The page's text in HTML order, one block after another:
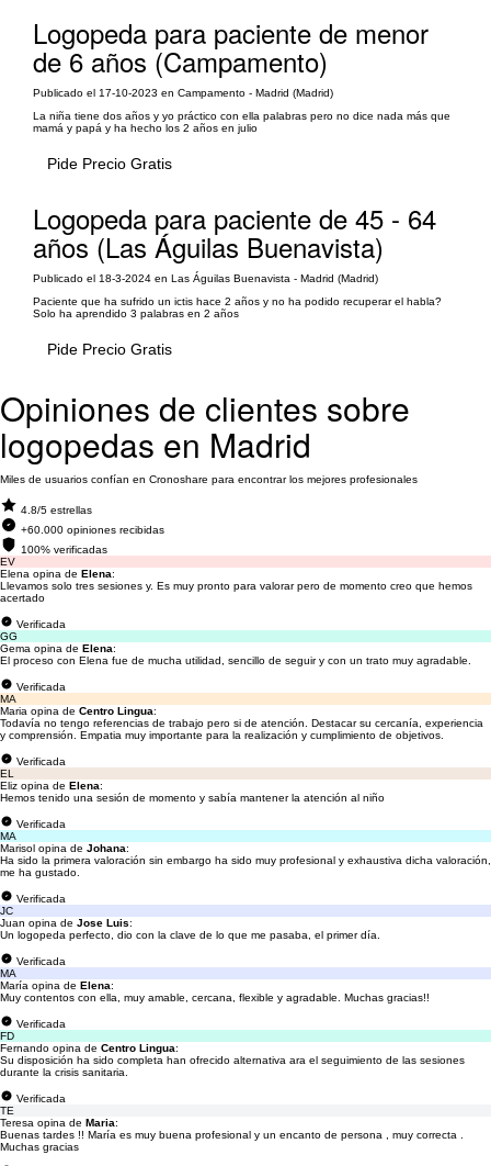
Logopeda para paciente de menor
de 6 años (Campamento)
Publicado el 17-10-2023 en Campamento - Madrid (Madrid)
La niña tiene dos años y yo práctico con ella palabras pero no dice nada más que
mamá y papá y ha hecho los 2 años en julio
Pide Precio Gratis
Logopeda para paciente de 45 - 64
años (Las Águilas Buenavista)
Publicado el 18-3-2024 en Las Águilas Buenavista - Madrid (Madrid)
Paciente que ha sufrido un ictis hace 2 años y no ha podido recuperar el habla?
Solo ha aprendido 3 palabras en 2 años
Pide Precio Gratis
Opiniones de clientes sobre
logopedas en Madrid
Miles de usuarios confían en Cronoshare para encontrar los mejores profesionales
4.8/5 estrellas
+60.000 opiniones recibidas
100% verificadas
EV
Elena opina de Elena:
Llevamos solo tres sesiones y. Es muy pronto para valorar pero de momento creo que hemos
acertado
Verificada
GG
Gema opina de Elena:
El proceso con Elena fue de mucha utilidad, sencillo de seguir y con un trato muy agradable.
Verificada
MA
Maria opina de Centro Lingua:
Todavía no tengo referencias de trabajo pero si de atención. Destacar su cercanía, experiencia
y comprensión. Empatia muy importante para la realización y cumplimiento de objetivos.
Verificada
EL
Eliz opina de Elena:
Hemos tenido una sesión de momento y sabía mantener la atención al niño
Verificada
MA
Marisol opina de Johana:
Ha sido la primera valoración sin embargo ha sido muy profesional y exhaustiva dicha valoración,
me ha gustado.
Verificada
JC
Juan opina de Jose Luis:
Un logopeda perfecto, dio con la clave de lo que me pasaba, el primer día.
Verificada
MA
María opina de Elena:
Muy contentos con ella, muy amable, cercana, flexible y agradable. Muchas gracias!!
Verificada
FD
Fernando opina de Centro Lingua:
Su disposición ha sido completa han ofrecido alternativa ara el seguimiento de las sesiones
durante la crisis sanitaria.
Verificada
TE
Teresa opina de Maria:
Buenas tardes !! María es muy buena profesional y un encanto de persona , muy correcta .
Muchas gracias